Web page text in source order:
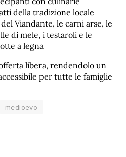
della tradizione locale
Viandante, le carni arse, le
di mele, i testaroli e le
a legna
offerta libera, rendendolo un
per tutte le famiglie
medioevo